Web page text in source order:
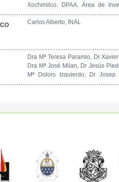
Xochimilco. DPAA, Área de
Ecodesarrollo de la
Extraído de BMEditores
Carlos Alberto, INAL
Dra Mª Teresa Paramio, Dr Xavier
Dra Mª José Milan, Dr Jesús
Mª Dolors Izquierdo, Dr Josep
Enric Mateu, Ldo Ricard Pares